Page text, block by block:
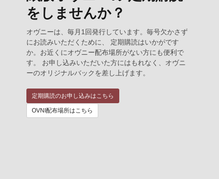
をしませんか？
オヴニーは、毎月1回発行しています。毎号欠かさず
にお読みいただくために、 定期購読はいかがです
か。お近くにオヴニー配布場所がない方にも便利で
す。 お申し込みいただいた方にはもれなく、オヴニ
ーのオリジナルバックを差し上げます。
定期購読のお申し込みはこちら
OVNI配布場所はこちら